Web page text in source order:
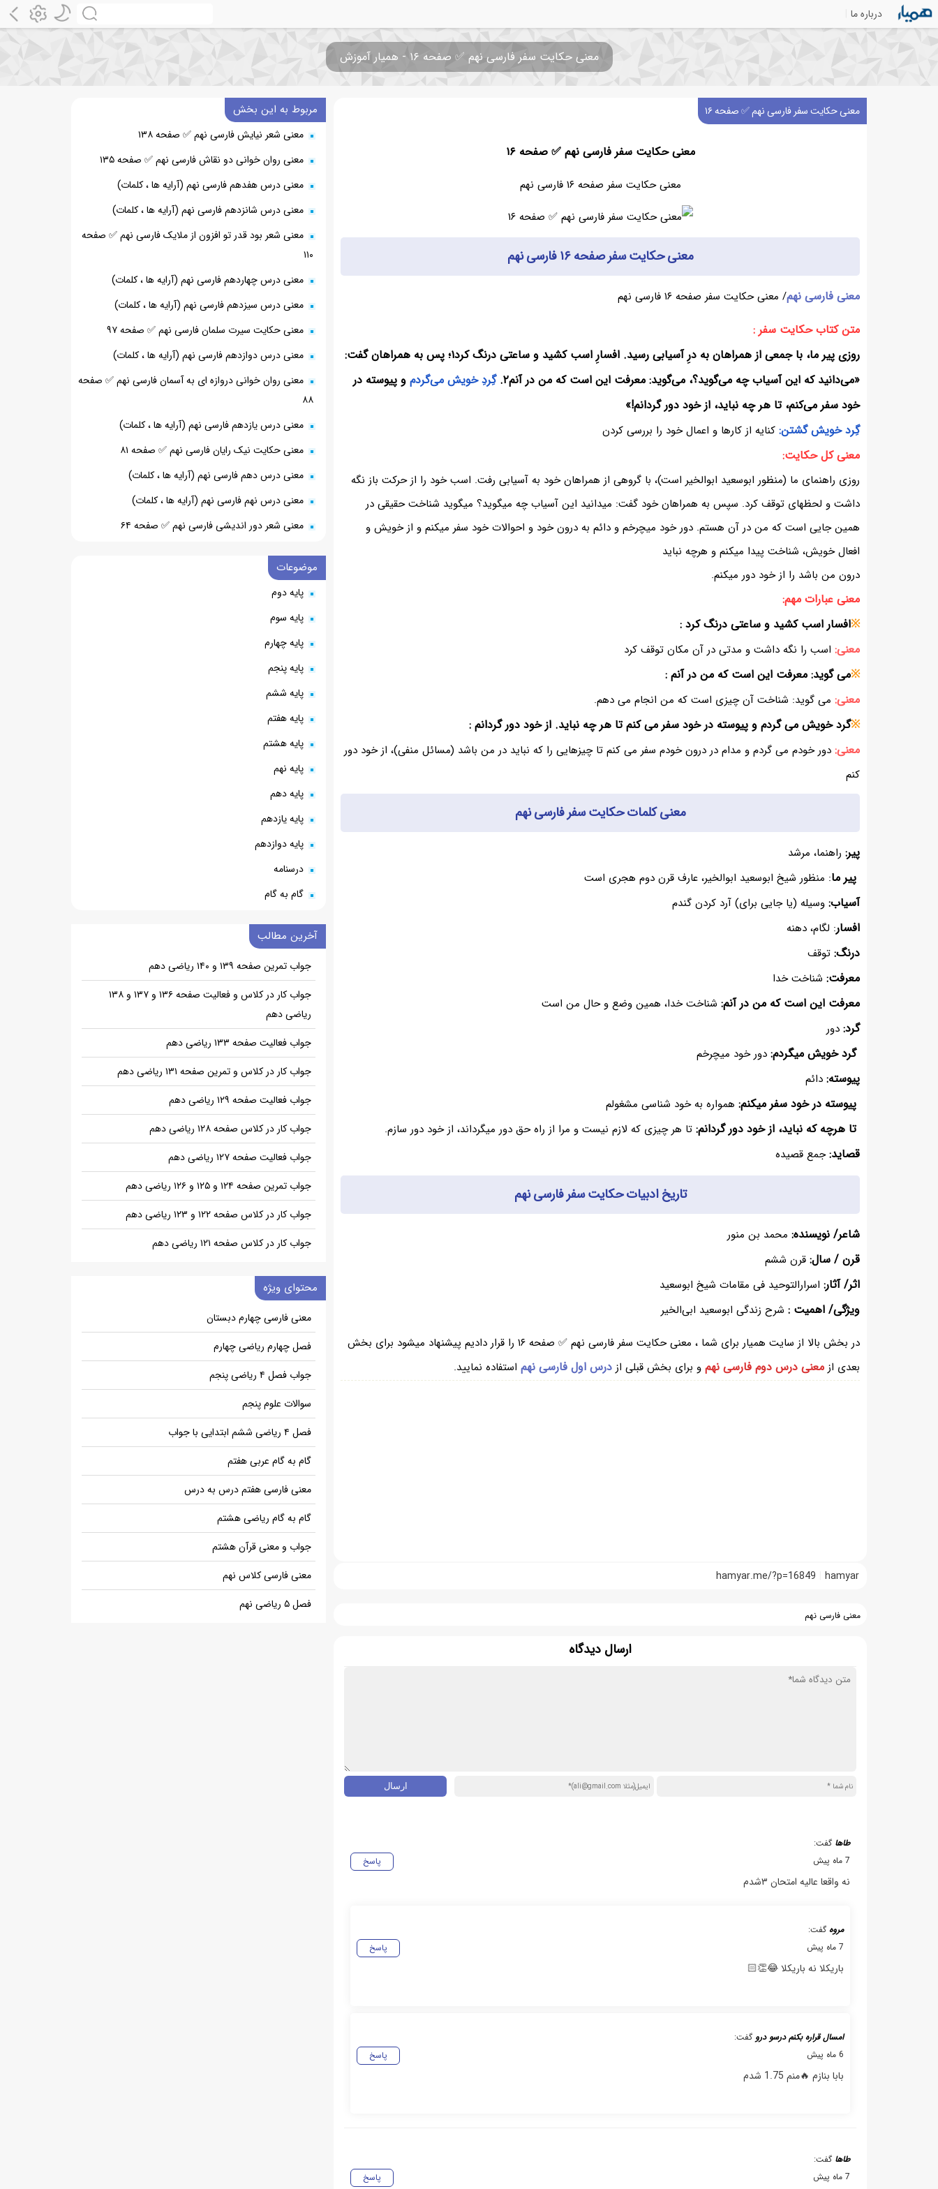
درباره ما
معنی حکایت سفر فارسی نهم ✅ صفحه ۱۶ - همیار آموزش
معنی حکایت سفر فارسی نهم ✅ صفحه ۱۶
معنی حکایت سفر فارسی نهم ✅ صفحه ۱۶
معنی حکایت سفر صفحه ۱۶ فارسی نهم
معنی حکایت سفر صفحه ۱۶ فارسی نهم
معنی فارسی نهم/ معنی حکایت سفر صفحه ۱۶ فارسی نهم
متن کتاب حکایت سفر :
روزی پیر ما، با جمعی از همراهان به درِ آسیابی رسید. افسارِ اسب کشید و ساعتی درنگ کرد۱؛ پس به همراهان گفت:
«می‌دانید که این آسیاب چه می‌گوید؟، می‌گوید: معرفت این است که من در آنم۲.
گِردِ خویش می‌گردم و پیوسته در
خود سفر می‌کنم، تا هر چه نباید، از خود دور گردانم!»
گِرد خویش گشتن: کنایه از کارها و اعمال خود را بررسی کردن
معنی کل حکایت:
روزی راهنمای ما (منظور ابوسعید ابوالخیر است)، با گروهی از همراهان خود به آسیابی رفت. اسب خود را از حرکت باز نگه
داشت و لحظهای توقف کرد. سپس به همراهان خود گفت: میدانید این آسیاب چه میگوید؟ میگوید شناخت حقیقی در
همین جایی است که من در آن هستم. دور خود میچرخم و دائم به درون خود و احوالات خود سفر میکنم و از خویش و
افعال خویش، شناخت پیدا میکنم و هرچه نباید
درون من باشد را از خود دور میکنم.
معنی عبارات مهم:
※افسار اسب کشید و ساعتی درنگ کرد :
معنی: اسب را نگه داشت و مدتی در آن مکان توقف کرد
※می گوید: معرفت این است که من در آنم :
معنی: می گوید: شناخت آن چیزی است که من انجام می دهم.
※گرد خویش می گردم و پیوسته در خود سفر می کنم تا هر چه نباید. از خود دور گردانم :
معنی: دور خودم می گردم و مدام در درون خودم سفر می کنم تا چیزهایی را که نباید در من باشد (مسائل منفی)، از خود دور
کنم
معنی کلمات حکایت سفر فارسی نهم
پیر: راهنما، مرشد
پیر ما: منظور شیخ ابوسعید ابوالخیر، عارف قرن دوم هجری است
آسیاب: وسیله (یا جایی برای) آرد کردن گندم
افسار: لگام، دهنه
درنگ: توقف
معرفت: شناخت خدا
معرفت این است که من در آنم: شناخت خدا، همین وضع و حال من است
گرد: دور
گرد خویش میگردم: دور خود میچرخم
پیوسته: دائم
پیوسته در خود سفر میکنم: همواره به خود شناسی مشغولم
تا هرچه که نباید، از خود دور گردانم: تا هر چیزی که لازم نیست و مرا از راه حق دور میگرداند، از خود دور سازم.
قصاید:جمع قصیده
تاریخ ادبیات حکایت سفر فارسی نهم
شاعر/ نویسنده: محمد بن منور
قرن / سال: قرن ششم
اثر/ آثار: اسرارالتوحید فی مقامات شیخ ابوسعید
ویژگی/ اهمیت : شرح زندگی ابوسعید ابی‌الخیر
در بخش بالا از سایت همیار برای شما ، معنی حکایت سفر فارسی نهم ✅ صفحه ۱۶ را قرار دادیم پیشنهاد میشود برای بخش
بعدی از معنی درس دوم فارسی نهم و برای بخش قبلی از درس اول فارسی نهم استفاده نمایید.
hamyar
hamyar.me/?p=16849
معنی فارسی نهم
ارسال دیدگاه
طاها گفت:
پاسخ
7 ماه پیش
نه واقعا عالیه امتحان ۳شدم
مروه گفت:
پاسخ
7 ماه پیش
باریکلا نه باریکلا 😂👏🏻
امسال قراره بکنم درسو درو گفت:
پاسخ
6 ماه پیش
بابا بنازم 🔥منم 1.75 شدم
طاها گفت:
پاسخ
7 ماه پیش
مربوط به این بخش
معنی شعر نیایش فارسی نهم ✅ صفحه ۱۳۸
معنی روان خوانی دو نقاش فارسی نهم ✅ صفحه ۱۳۵
معنی درس هفدهم فارسی نهم (آرایه ها ، کلمات)
معنی درس شانزدهم فارسی نهم (آرایه ها ، کلمات)
معنی شعر بود قدر تو افزون از ملایک فارسی نهم ✅ صفحه
۱۱۰
معنی درس چهاردهم فارسی نهم (آرایه ها ، کلمات)
معنی درس سیزدهم فارسی نهم (آرایه ها ، کلمات)
معنی حکایت سیرت سلمان فارسی نهم ✅ صفحه ۹۷
معنی درس دوازدهم فارسی نهم (آرایه ها ، کلمات)
معنی روان خوانی دروازه ای به آسمان فارسی نهم ✅ صفحه
۸۸
معنی درس یازدهم فارسی نهم (آرایه ها ، کلمات)
معنی حکایت نیک رایان فارسی نهم ✅ صفحه ۸۱
معنی درس دهم فارسی نهم (آرایه ها ، کلمات)
معنی درس نهم فارسی نهم (آرایه ها ، کلمات)
معنی شعر دور اندیشی فارسی نهم ✅ صفحه ۶۴
موضوعات
پایه دوم
پایه سوم
پایه چهارم
پایه پنجم
پایه ششم
پایه هفتم
پایه هشتم
پایه نهم
پایه دهم
پایه یازدهم
پایه دوازدهم
درسنامه
گام به گام
آخرین مطالب
جواب تمرین صفحه ۱۳۹ و ۱۴۰ ریاضی دهم
جواب کار در کلاس و فعالیت صفحه ۱۳۶ و ۱۳۷ و ۱۳۸
ریاضی دهم
جواب فعالیت صفحه ۱۳۳ ریاضی دهم
جواب کار در کلاس و تمرین صفحه ۱۳۱ ریاضی دهم
جواب فعالیت صفحه ۱۲۹ ریاضی دهم
جواب کار در کلاس صفحه ۱۲۸ ریاضی دهم
جواب فعالیت صفحه ۱۲۷ ریاضی دهم
جواب تمرین صفحه ۱۲۴ و ۱۲۵ و ۱۲۶ ریاضی دهم
جواب کار در کلاس صفحه ۱۲۲ و ۱۲۳ ریاضی دهم
جواب کار در کلاس صفحه ۱۲۱ ریاضی دهم
محتوای ویژه
معنی فارسی چهارم دبستان
فصل چهارم ریاضی چهارم
جواب فصل ۴ ریاضی پنجم
سوالات علوم پنجم
فصل ۴ ریاضی ششم ابتدایی با جواب
گام به گام عربی هفتم
معنی فارسی هفتم درس به درس
گام به گام ریاضی هشتم
جواب و معنی قرآن هشتم
معنی فارسی کلاس نهم
فصل ۵ ریاضی نهم